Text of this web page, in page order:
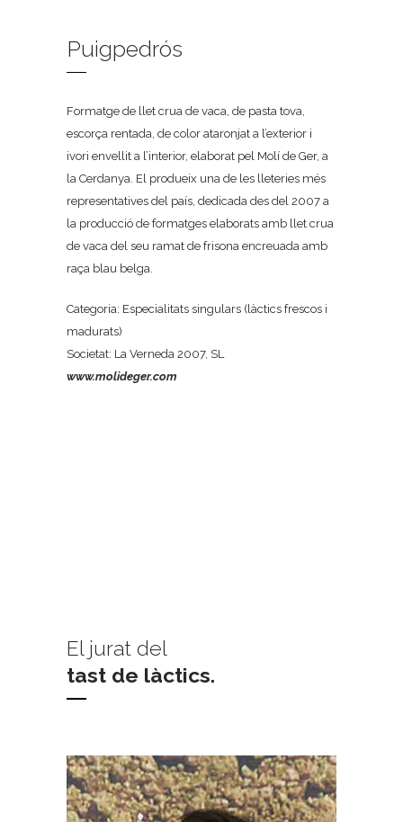
Puigpedrós
Formatge de llet crua de vaca, de pasta tova,
escorça rentada, de color ataronjat a l’exterior i
ivori envellit a l’interior, elaborat pel Molí de Ger, a
la Cerdanya. El produeix una de les lleteries més
representatives del país, dedicada des del 2007 a
la producció de formatges elaborats amb llet crua
de vaca del seu ramat de frisona encreuada amb
raça blau belga.
Categoria: Especialitats singulars (làctics frescos i
madurats)
Societat: La Verneda 2007, SL
www.molideger.com
El jurat del
tast de làctics.